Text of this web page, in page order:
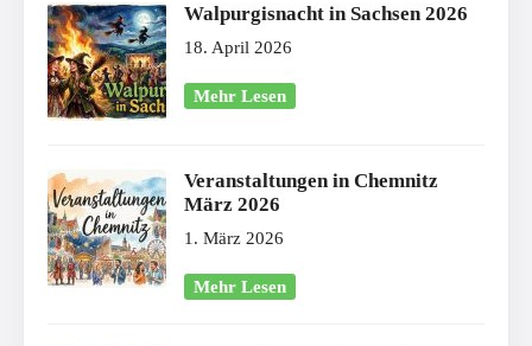
Walpurgisnacht in Sachsen 2026
18. April 2026
Mehr Lesen
Veranstaltungen in Chemnitz
März 2026
1. März 2026
Mehr Lesen